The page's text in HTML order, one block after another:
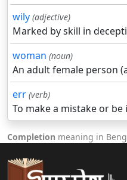
wily (adjective)
Marked by skill in
woman (noun)
An adult female person
err (verb)
To make a mistake or be
Completion meaning in